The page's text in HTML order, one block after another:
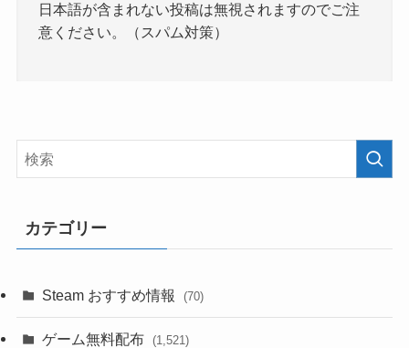
日本語が含まれない投稿は無視されますのでご注
意ください。（スパム対策）
カテゴリー
Steam おすすめ情報 (70)
ゲーム無料配布 (1,521)